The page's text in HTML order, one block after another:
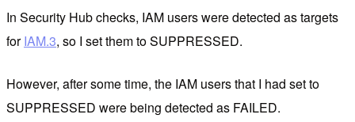
In Security Hub checks, IAM users were detected as targets
forIAM.3, so I set them to SUPPRESSED.
However, after some time, the IAM users that I had set to
SUPPRESSED were being detected as FAILED.